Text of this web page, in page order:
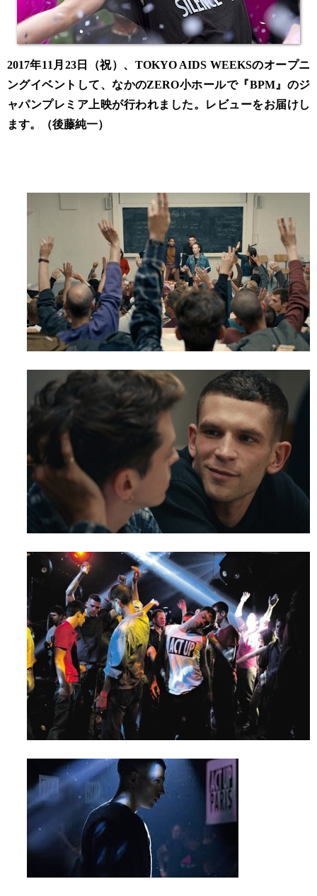
2017年11月23日（祝）、TOKYO AIDS WEEKSのオープニ
ングイベントして、なかのZERO小ホールで『BPM』のジ
ャパンプレミア上映が行われました。レビューをお届けし
ます。（後藤純一）